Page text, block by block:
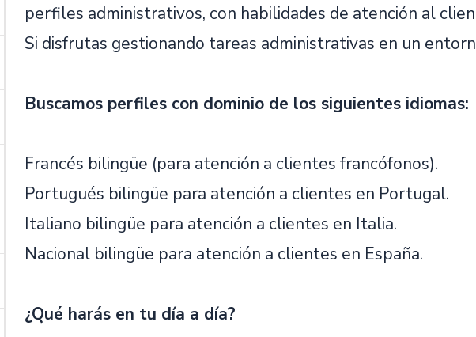
perfiles administrativos, con habilidades de atención al
Si disfrutas gestionando tareas administrativas en un
Buscamos perfiles con dominio de los siguientes idiomas:
Francés bilingüe (para atención a clientes francófonos).
Portugués bilingüe para atención a clientes en Portugal.
Italiano bilingüe para atención a clientes en Italia.
Nacional bilingüe para atención a clientes en España.
¿Qué harás en tu día a día?